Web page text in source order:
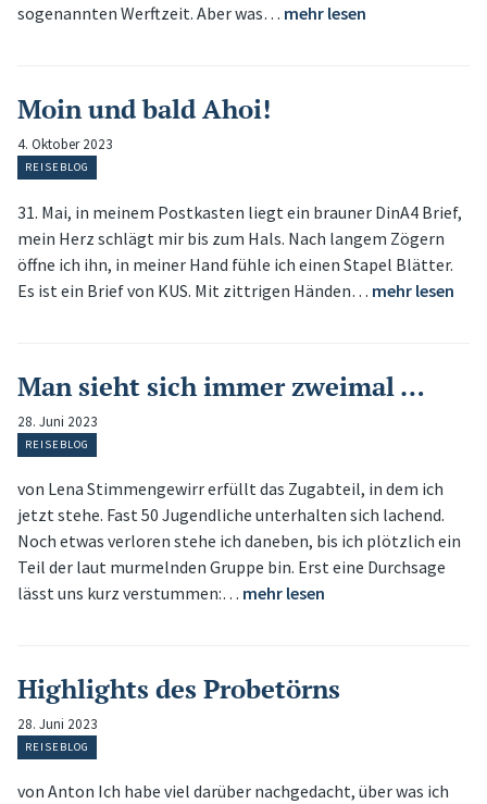
sogenannten Werftzeit. Aber was… mehr lesen
Moin und bald Ahoi!
4. Oktober 2023
REISEBLOG
31. Mai, in meinem Postkasten liegt ein brauner DinA4 Brief,
mein Herz schlägt mir bis zum Hals. Nach langem Zögern
öffne ich ihn, in meiner Hand fühle ich einen Stapel Blätter.
Es ist ein Brief von KUS. Mit zittrigen Händen… mehr lesen
Man sieht sich immer zweimal …
28. Juni 2023
REISEBLOG
von Lena Stimmengewirr erfüllt das Zugabteil, in dem ich
jetzt stehe. Fast 50 Jugendliche unterhalten sich lachend.
Noch etwas verloren stehe ich daneben, bis ich plötzlich ein
Teil der laut murmelnden Gruppe bin. Erst eine Durchsage
lässt uns kurz verstummen:… mehr lesen
Highlights des Probetörns
28. Juni 2023
REISEBLOG
von Anton Ich habe viel darüber nachgedacht, über was ich